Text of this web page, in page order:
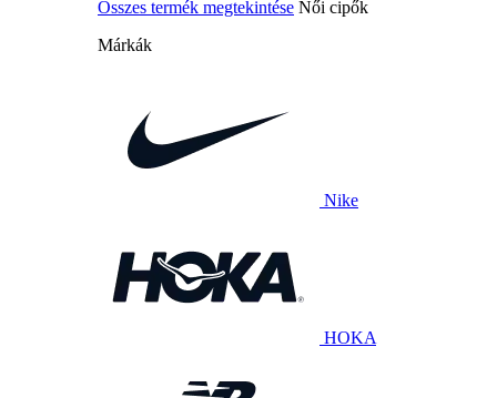
Összes termék megtekintése Női cipők
Márkák
Nike
HOKA